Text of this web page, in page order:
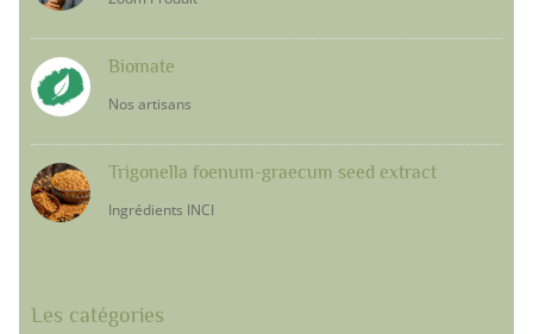
Biomate
Nos artisans
Trigonella foenum-graecum seed extract
Ingrédients INCI
Les catégories